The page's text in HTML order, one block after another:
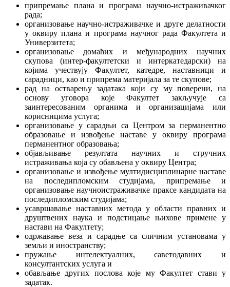
припремање плана и програма научно-истраживачког
рада;
организовање научно-истраживачке и друге делатности
у оквиру плана и програма научног рада Факултета и
Универзитета;
организовање домаћих и међународних научних
скупова (интер-факултетски и интеркатедарски) на
којима учествују Факултет, катедре, наставници и
сарадници, као и припрема материјала за те скупове;
рад на остварењу задатака који су му поверени, на
основу уговора које Факултет закључује са
заинтересованим органима и организацијама или
корисницима услуга;
организовање у сарадњи са Центром за перманентно
образовање и извођење наставе у оквиру програма
перманентног образовања;
објављивање резултата научних и стручних
истраживања која су обављена у оквиру Центра;
организовање и извођење мултидисциплинарне наставе
на последипломским студијама, припремање и
организовање научноистраживачке праксе кандидата на
последипломским студијама;
усавршавање наставних метода у области правних и
друштвених наука и подстицање њихове примене у
настави на Факултету;
одржавање веза и сарадње са сличним установама у
земљи и иностранству;
пружање интелектуалних, саветодавних и
консултантских услуга и
обављање других послова које му Факултет стави у
задатак.